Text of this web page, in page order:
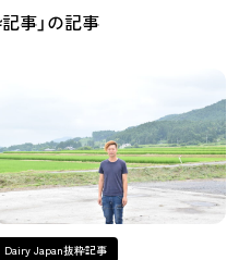
事」の記事
Dairy Japan抜粋記事